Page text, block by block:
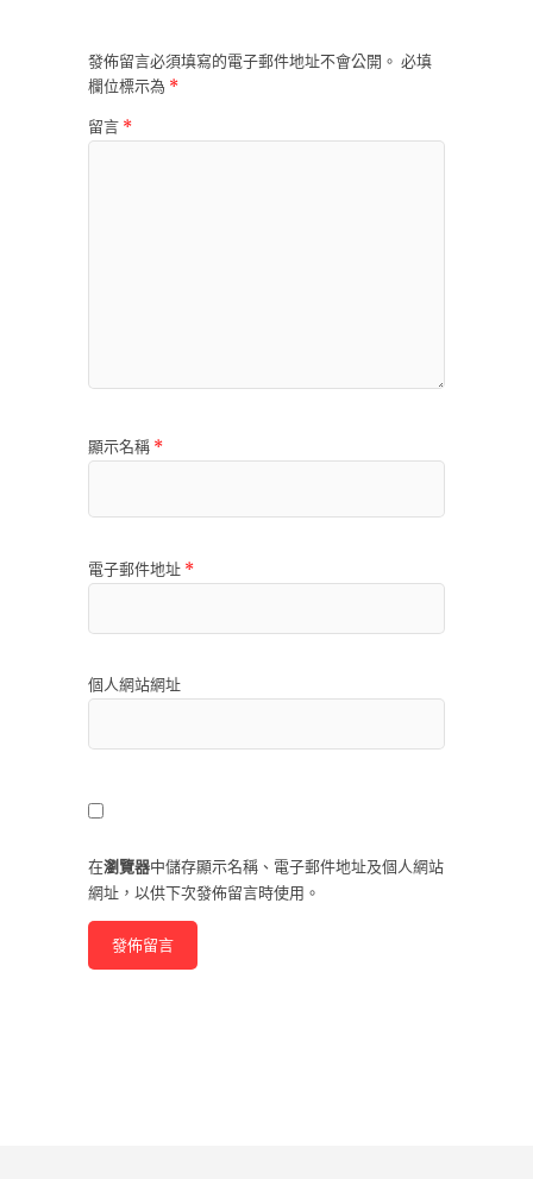
發佈留言必須填寫的電子郵件地址不會公開。 必填
欄位標示為 *
留言 *
顯示名稱 *
電子郵件地址 *
個人網站網址
在瀏覽器中儲存顯示名稱、電子郵件地址及個人網站
網址，以供下次發佈留言時使用。